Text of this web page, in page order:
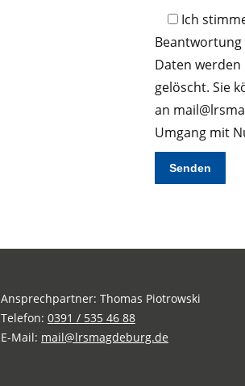
Bitte
lasse
dieses
Feld
leer.
Ich
Daten
gelöscht. Sie
an
Umgang mit
Ansprechpartner: Thomas Piotrowski
Telefon: 0391 / 535 46 88
E-Mail: mail@lrsmagdeburg.de